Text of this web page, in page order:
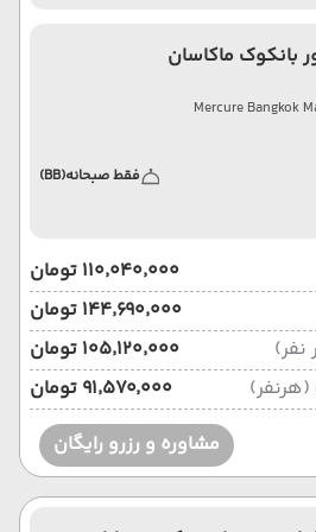
بانکوک ماکاسان
Mercure Bangkok
فقط صبحانه(BB)
۱۱۰٬۰۴۰٬۰۰۰ تومان
۱۴۴٬۶۹۰٬۰۰۰ تومان
۱۰۵٬۱۲۰٬۰۰۰ تومان
۹۱٬۵۷۰٬۰۰۰ تومان
مشاوره و رزرو رایگان